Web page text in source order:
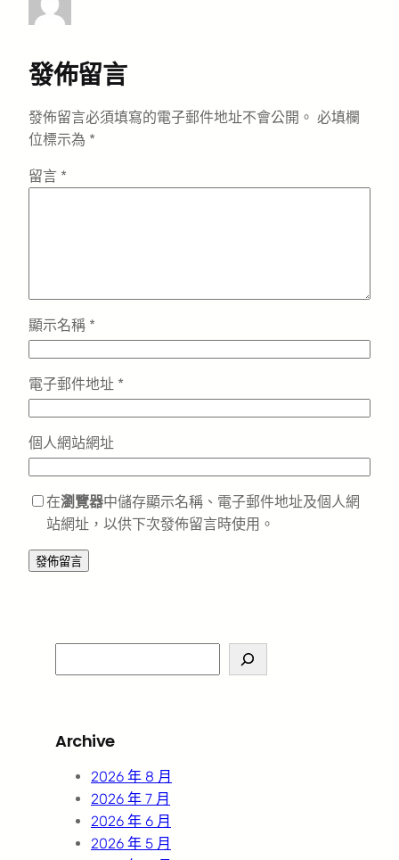
發佈留言
發佈留言必須填寫的電子郵件地址不會公開。 必填欄
位標示為 *
留言 *
顯示名稱 *
電子郵件地址 *
個人網站網址
在瀏覽器中儲存顯示名稱、電子郵件地址及個人網
站網址，以供下次發佈留言時使用。
e
c
Archive
2026 年 8 月
2026 年 7 月
2026 年 6 月
2026 年 5 月